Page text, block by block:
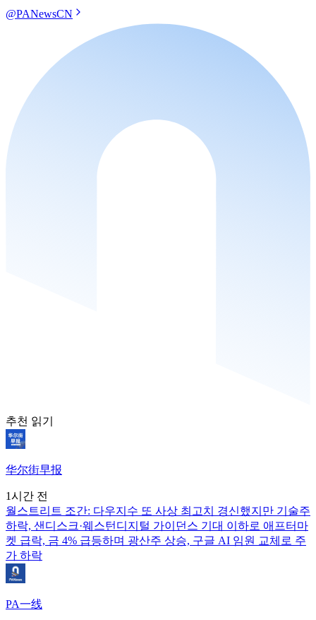
@PANewsCN
추천 읽기
华尔街早报
1시간 전
월스트리트 조간: 다우지수 또 사상 최고치 경신했지만 기술주
하락, 샌디스크·웨스턴디지털 가이던스 기대 이하로 애프터마
켓 급락, 금 4% 급등하며 광산주 상승, 구글 AI 임원 교체로 주
가 하락
PA一线